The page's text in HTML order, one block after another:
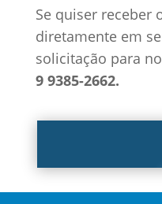
Se quiser receber
diretamente em
solicitação para
9 9385-2662.